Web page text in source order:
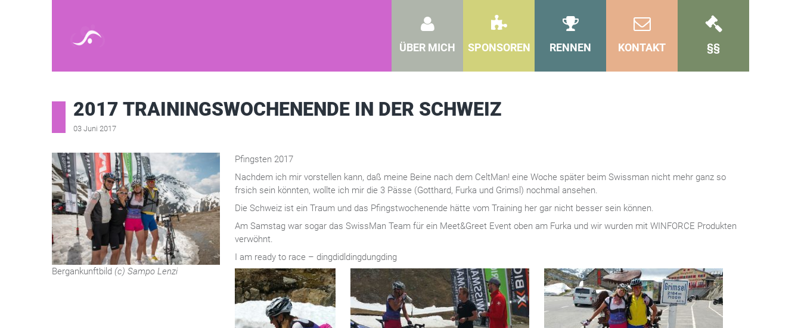
ÜBER MICH SPONSOREN RENNEN KONTAKT §§
2017 TRAININGSWOCHENENDE IN DER SCHWEIZ
03 Juni 2017
Bergankunftbild (c) Sampo Lenzi
Pfingsten 2017
Nachdem ich mir vorstellen kann, daß meine Beine nach dem CeltMan! eine Woche später beim Swissman nicht mehr ganz so
frsich sein könnten, wollte ich mir die 3 Pässe (Gotthard, Furka und Grimsl) nochmal ansehen.
Die Schweiz ist ein Traum und das Pfingstwochenende hätte vom Training her gar nicht besser sein können.
Am Samstag war sogar das SwissMan Team für ein Meet&Greet Event oben am Furka und wir wurden mit WINFORCE Produkten
verwöhnt.
I am ready to race – dingdidldingdungding